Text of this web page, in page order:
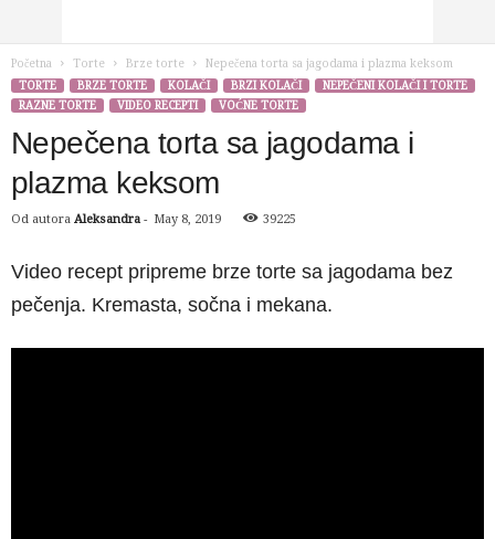
Početna Torte Brze torte
Nepečena torta sa jagodama i plazma keksom
TORTE
BRZE TORTE KOLAČI BRZI KOLAČI
NEPEČENI KOLAČI I TORTE
RAZNE TORTE
VIDEO RECEPTI VOĆNE TORTE
Nepečena torta sa jagodama i
plazma keksom
Od autora Aleksandra - May 8, 2019 39225
Video recept pripreme brze torte sa jagodama bez
pečenja. Kremasta, sočna i mekana.